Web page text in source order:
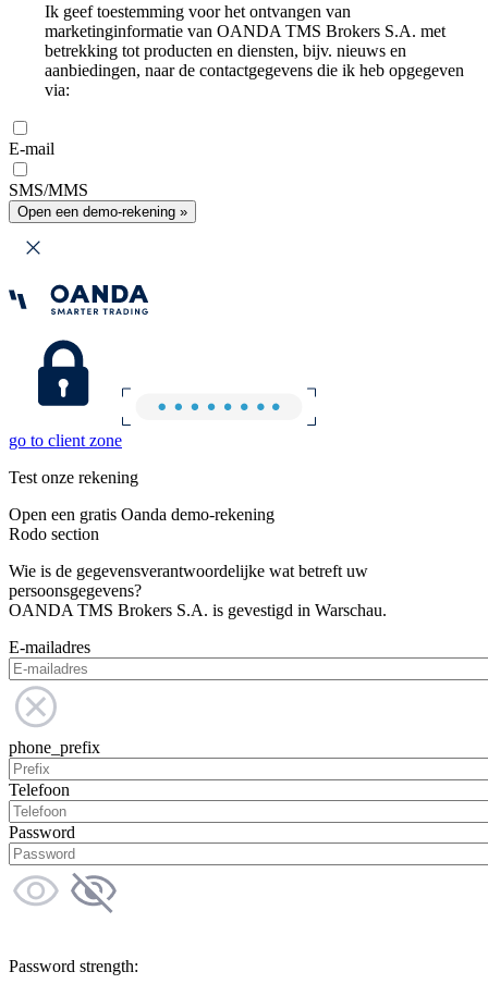
Ik geef toestemming voor het ontvangen van
marketinginformatie van OANDA TMS Brokers S.A. met
betrekking tot producten en diensten, bijv. nieuws en
aanbiedingen, naar de contactgegevens die ik heb opgegeven
via:
E-mail
SMS/MMS
Open een demo-rekening »
go to client zone
Test onze rekening
Open een gratis Oanda demo-rekening
Rodo section
Wie is de gegevensverantwoordelijke wat betreft uw
persoonsgegevens?
OANDA TMS Brokers S.A. is gevestigd in Warschau.
E-mailadres
phone_prefix
Telefoon
Password
Password strength: